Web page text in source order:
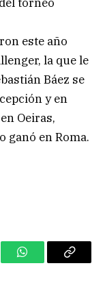
torneo
este año
la que le
Báez se
y en
Oeiras,
ganó en Roma.
WhatsAppCopy